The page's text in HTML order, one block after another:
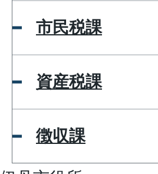
市民税課
資産税課
徴収課